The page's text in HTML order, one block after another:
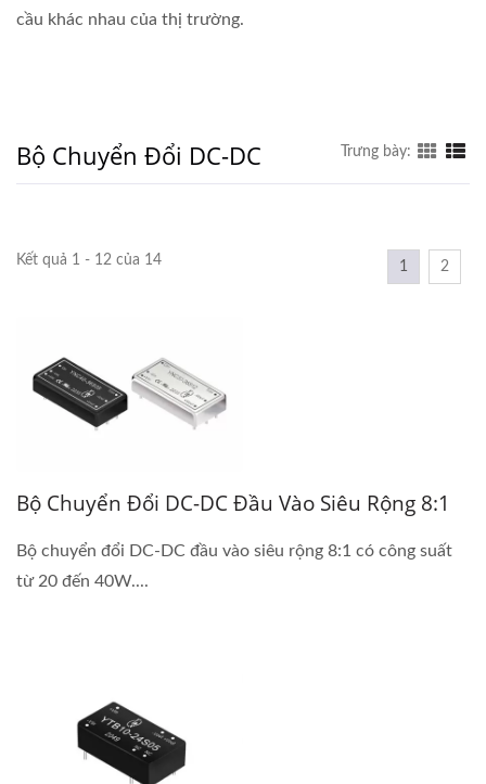
cầu khác nhau của thị trường.
Bộ Chuyển Đổi DC-DC Trưng bày:
Kết quả 1 - 12 của 14 1 2
Bộ Chuyển Đổi DC-DC Đầu Vào Siêu Rộng 8:1
Bộ chuyển đổi DC-DC đầu vào siêu rộng 8:1 có công suất
từ 20 đến 40W....